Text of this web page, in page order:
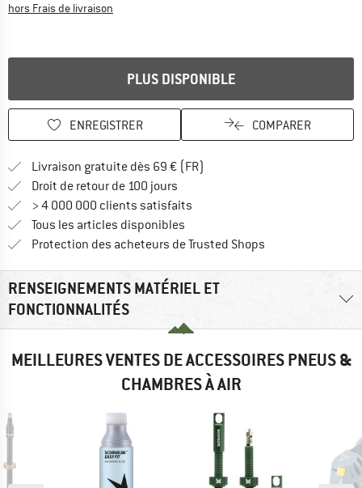
hors Frais de livraison
PLUS DISPONIBLE
ENREGISTRER COMPARER
Livraison gratuite dès 69 € (FR)
Droit de retour de 100 jours
> 4 000 000 clients satisfaits
Tous les articles disponibles
Protection des acheteurs de Trusted Shops
RENSEIGNEMENTS MATÉRIEL ET
FONCTIONNALITÉS
MEILLEURES VENTES DE ACCESSOIRES PNEUS &
CHAMBRES À AIR